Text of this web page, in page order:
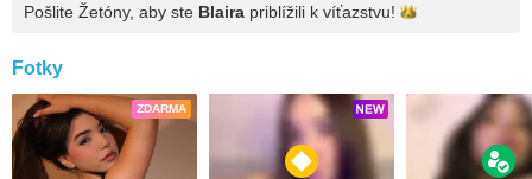
Pošlite Žetóny, aby ste Blaira priblížili k víťazstvu!
Fotky
ZDARMA